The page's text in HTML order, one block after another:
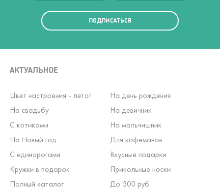
ПОДПИСАТЬСЯ
АКТУАЛЬНОЕ
Цвет настроения - лето!
На день рождения
На свадьбу
На девичник
С котиками
На мальчишник
На Новый год
Для кофеманов
С единорогами
Вкусные подарки
Кружки в подарок
Прикольные носки
Полный каталог
До 500 руб.